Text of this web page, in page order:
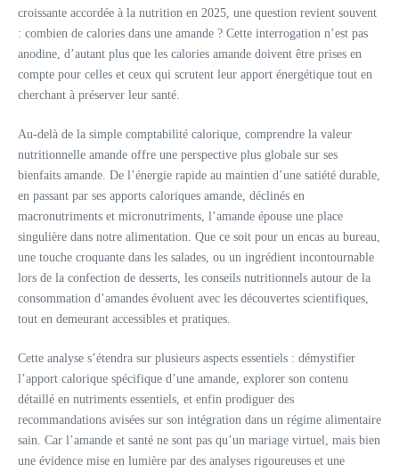
croissante accordée à la nutrition en 2025, une question revient souvent
: combien de calories dans une amande ? Cette interrogation n’est pas
anodine, d’autant plus que les calories amande doivent être prises en
compte pour celles et ceux qui scrutent leur apport énergétique tout en
cherchant à préserver leur santé.
Au-delà de la simple comptabilité calorique, comprendre la valeur
nutritionnelle amande offre une perspective plus globale sur ses
bienfaits amande. De l’énergie rapide au maintien d’une satiété durable,
en passant par ses apports caloriques amande, déclinés en
macronutriments et micronutriments, l’amande épouse une place
singulière dans notre alimentation. Que ce soit pour un encas au bureau,
une touche croquante dans les salades, ou un ingrédient incontournable
lors de la confection de desserts, les conseils nutritionnels autour de la
consommation d’amandes évoluent avec les découvertes scientifiques,
tout en demeurant accessibles et pratiques.
Cette analyse s’étendra sur plusieurs aspects essentiels : démystifier
l’apport calorique spécifique d’une amande, explorer son contenu
détaillé en nutriments essentiels, et enfin prodiguer des
recommandations avisées sur son intégration dans un régime alimentaire
sain. Car l’amande et santé ne sont pas qu’un mariage virtuel, mais bien
une évidence mise en lumière par des analyses rigoureuses et une